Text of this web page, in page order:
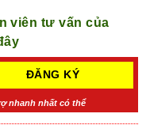
viên tư vấn của
nhanh nhất có thể